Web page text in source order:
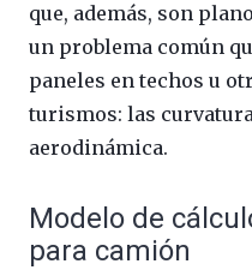
que, además, son
un problema común
paneles en techos u
turismos: las
aerodinámica.
Modelo de
para camión